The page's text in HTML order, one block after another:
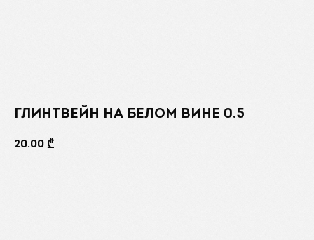
ГЛИНТВЕЙН НА БЕЛОМ ВИНЕ 0.5
20.00 ₾